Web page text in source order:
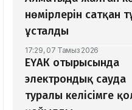
нөмірлерін сатқан
ұсталды
17:29, 07 Тамыз 2026
ЕҮАК отырысында
электрондық сауда
туралы келісімге